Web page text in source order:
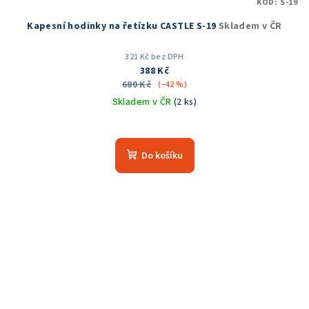
Kapesní hodinky na řetízku CASTLE S-19 Skladem v ČR
321 Kč bez DPH
388 Kč
680 Kč (–42 %)
Skladem v ČR (2 ks)
hodnocení
produktu
Do košíku
KÓD: S-19